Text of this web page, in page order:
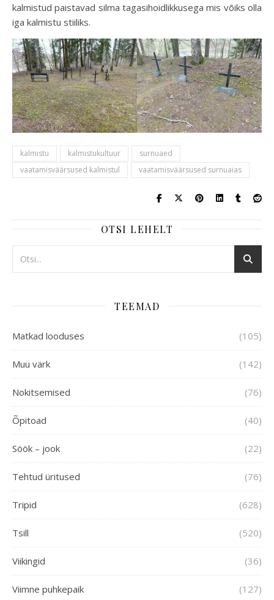
kalmistud paistavad silma tagasihoidlikkusega mis võiks olla
iga kalmistu stiiliks.
kalmistu kalmistukultuur
surnuaed
vaatamisväärsused kalmistul
vaatamisväärsused surnuaias
OTSI LEHELT
TEEMAD
Matkad looduses (105)
Muu värk (142)
Nokitsemised (76)
Õpitoad (40)
Söök – jook (22)
Tehtud üritused (76)
Tripid (628)
Tsill (520)
Viikingid (36)
Viimne puhkepaik (127)